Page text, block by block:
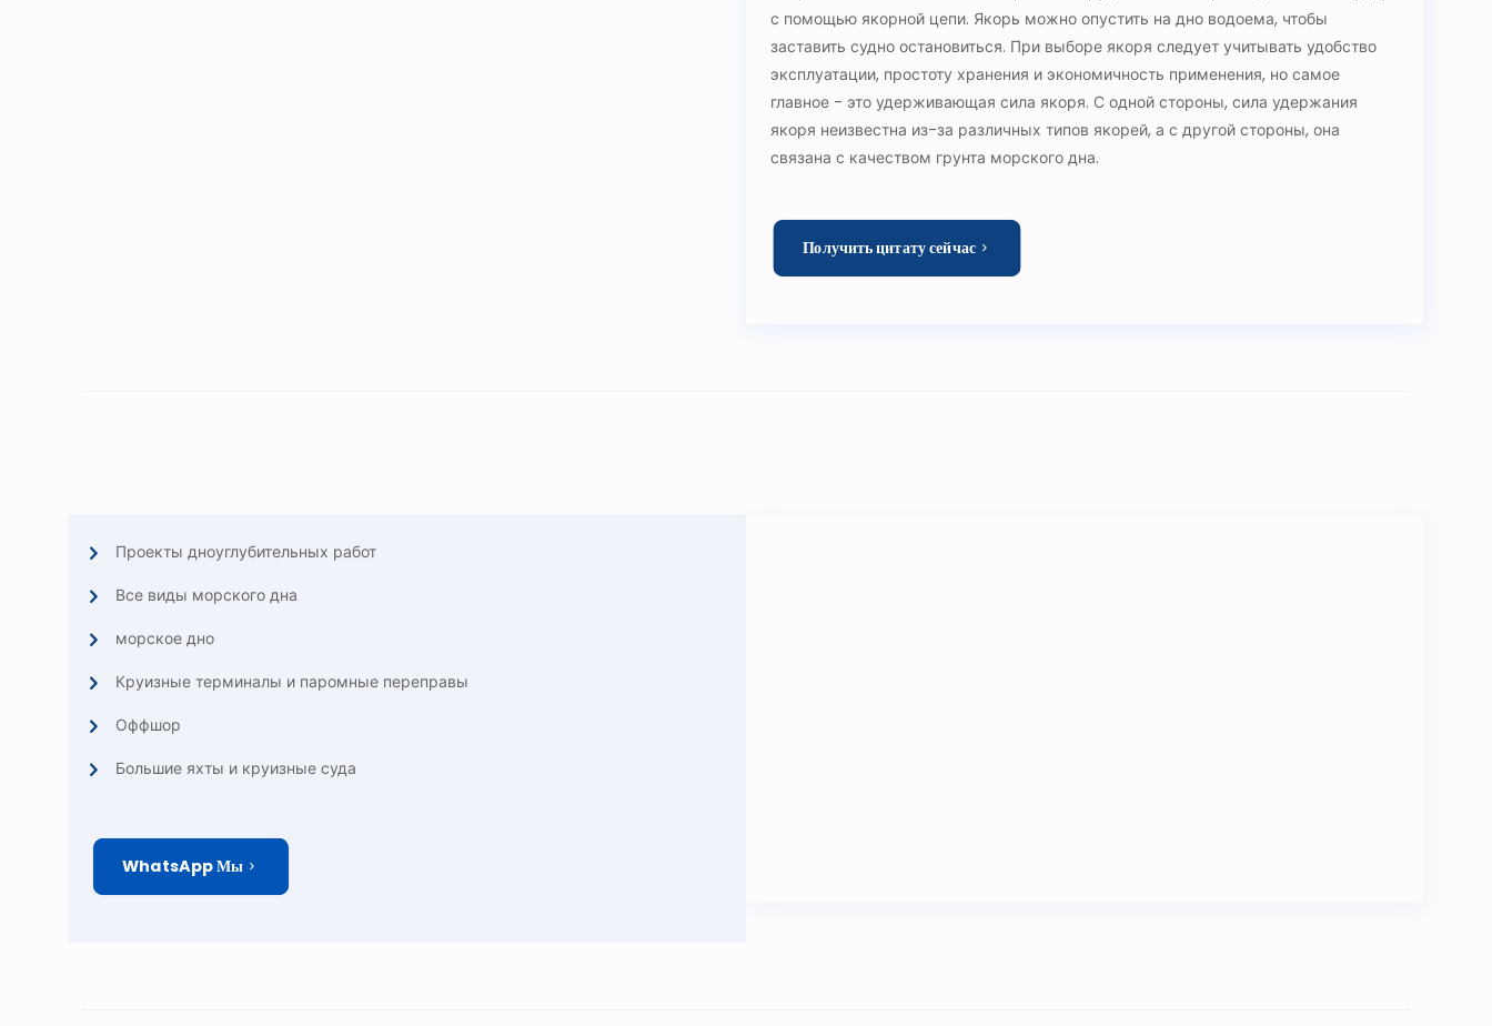
с помощью якорной цепи. Якорь можно опустить на дно водоема, чтобы
заставить судно остановиться. При выборе якоря следует учитывать удобство
эксплуатации, простоту хранения и экономичность применения, но самое
главное - это удерживающая сила якоря. С одной стороны, сила удержания
якоря неизвестна из-за различных типов якорей, а с другой стороны, она
связана с качеством грунта морского дна.
Получить цитату сейчас
Проекты дноуглубительных работ
Все виды морского дна
морское дно
Круизные терминалы и паромные переправы
Оффшор
Большие яхты и круизные суда
WhatsApp Мы